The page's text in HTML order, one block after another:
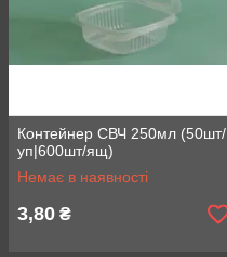
Контейнер СВЧ 250мл (50шт/
уп|600шт/ящ)
Немає в наявності
3,80 ₴